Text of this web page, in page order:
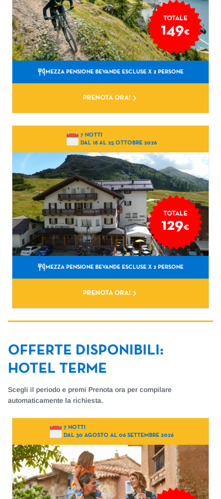
TOTALE
149€
MEZZA PENSIONE BEVANDE ESCLUSE X 2 PERSONE
PRENOTA ORA!
7 NOTTI
DAL 18 AL 25 OTTOBRE 2026
TOTALE
129€
MEZZA PENSIONE BEVANDE ESCLUSE X 2 PERSONE
PRENOTA ORA!
OFFERTE DISPONIBILI :
HOTEL TERME
Scegli il periodo e premi Prenota ora per compilare
automaticamente la richiesta.
7 NOTTI
DAL 30 AGOSTO AL 06 SETTEMBRE 2026